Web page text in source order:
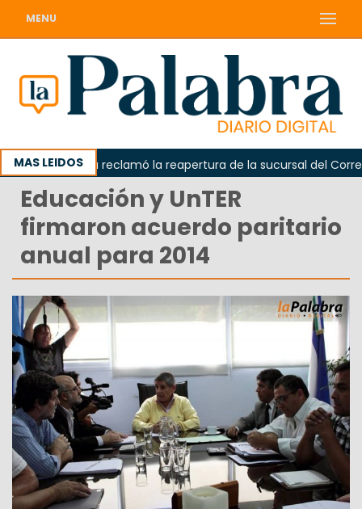
MENU
MAS LEIDOS
Odarda reclamó la reapertura de la sucursal del Correo
Educación y UnTER
firmaron acuerdo paritario
anual para 2014